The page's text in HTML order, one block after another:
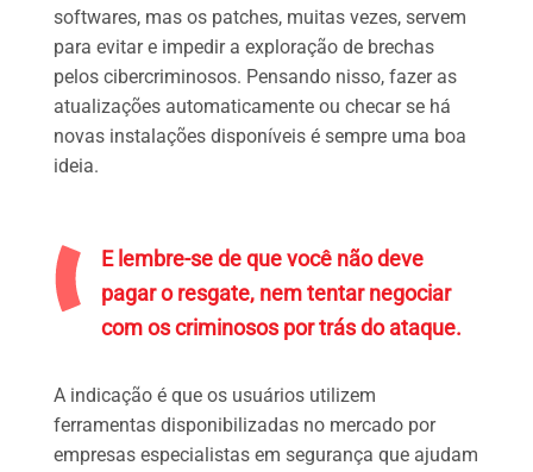
softwares, mas os patches, muitas vezes, servem
para evitar e impedir a exploração de brechas
pelos cibercriminosos. Pensando nisso, fazer as
atualizações automaticamente ou checar se há
novas instalações disponíveis é sempre uma boa
ideia.
E lembre-se de que você não deve
pagar o resgate, nem tentar negociar
com os criminosos por trás do ataque.
A indicação é que os usuários utilizem
ferramentas disponibilizadas no mercado por
empresas especialistas em segurança que ajudam